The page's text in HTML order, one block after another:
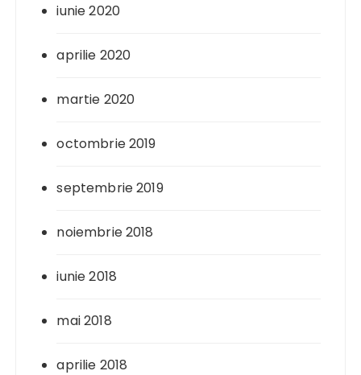
iunie 2020
aprilie 2020
martie 2020
octombrie 2019
septembrie 2019
noiembrie 2018
iunie 2018
mai 2018
aprilie 2018